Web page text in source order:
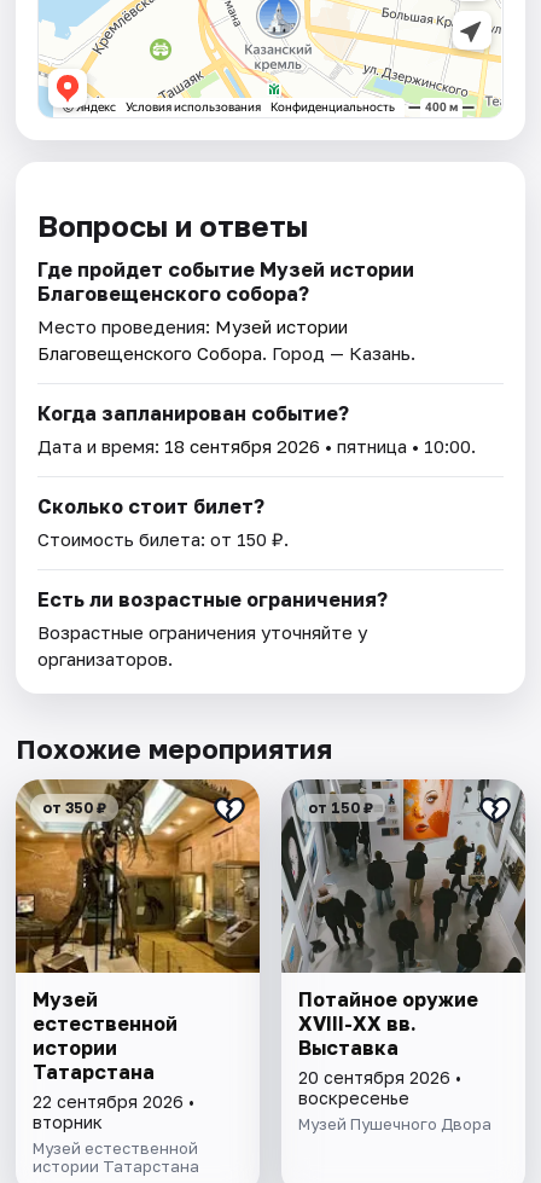
Вопросы и ответы
Где пройдет событие Музей истории
Благовещенского собора?
Место проведения: Музей истории
Благовещенского Собора. Город — Казань.
Когда запланирован событие?
Дата и время: 18 сентября 2026 • пятница • 10:00.
Сколько стоит билет?
Стоимость билета: от 150 ₽.
Есть ли возрастные ограничения?
Возрастные ограничения уточняйте у
организаторов.
Похожие мероприятия
от 350 ₽
Музей
естественной
истории
Татарстана
22 сентября 2026 •
вторник
Музей естественной
истории Татарстана
от 150 ₽
Потайное оружие
XVIII-XX вв.
Выставка
20 сентября 2026 •
воскресенье
Музей Пушечного Двора